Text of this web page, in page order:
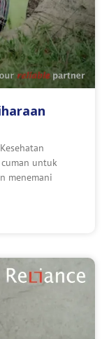
cuman untuk
menemani